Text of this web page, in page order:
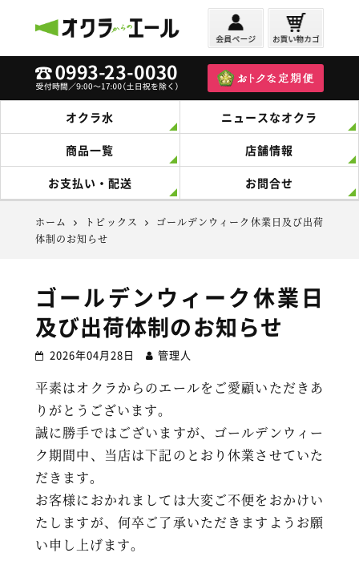
オクラ水 ニュースなオクラ
商品一覧 店舗情報
お支払い・配送 お問合せ
ホーム トピックス
ゴールデンウィーク休業日及び出荷
体制のお知らせ
ゴールデンウィーク休業日
及び出荷体制のお知らせ
2026年04月28日 管理人
平素はオクラからのエールをご愛顧いただきあ
りがとうございます。
誠に勝手ではございますが、ゴールデンウィー
ク期間中、当店は下記のとおり休業させていた
だきます。
お客様におかれましては大変ご不便をおかけい
たしますが、何卒ご了承いただきますようお願
い申し上げます。